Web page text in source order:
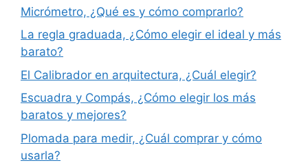
Micrómetro, ¿Qué es y cómo comprarlo?
La regla graduada, ¿Cómo elegir el ideal y más
barato?
El Calibrador en arquitectura, ¿Cuál elegir?
Escuadra y Compás, ¿Cómo elegir los más
baratos y mejores?
Plomada para medir, ¿Cuál comprar y cómo
usarla?